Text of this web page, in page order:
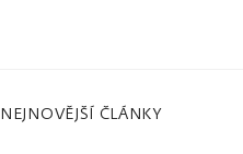
NEJNOVĚJŠÍ ČLÁNKY